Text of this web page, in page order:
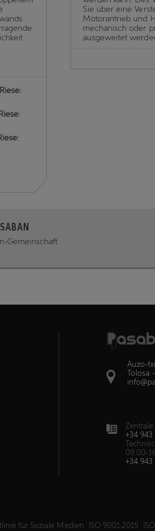
Sie über eine
Motorantrieb und
mechanisch oder
ausgeweitet
Gemeinschaft
Auzo-
Tolosa
Zentrale
+34 943
09.00-
+34 943
für Soziale Medien ISO 9001:2015